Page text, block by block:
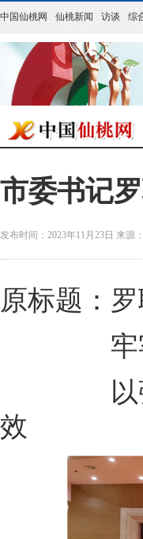
中国仙桃网 仙桃新闻 访谈 综
市委书记
发布时间：2023年11月23日 来源：
原标题：
牢牢把
以强烈
效